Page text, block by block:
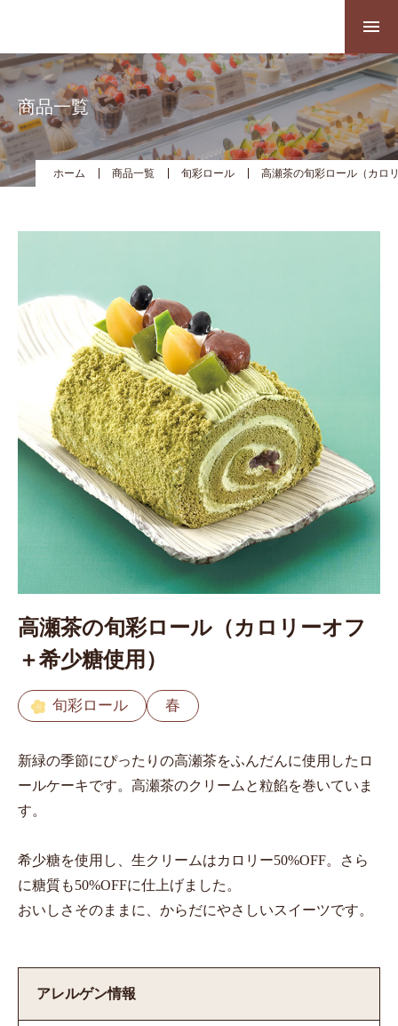
商品一覧
ホーム 商品一覧 旬彩ロール 高瀬茶の旬彩ロール（カロ
高瀬茶の旬彩ロール（カロリーオフ
＋希少糖使用）
旬彩ロール 春
新緑の季節にぴったりの高瀬茶をふんだんに使用したロ
ールケーキです。高瀬茶のクリームと粒餡を巻いていま
す。
希少糖を使用し、生クリームはカロリー50%OFF。さら
に糖質も50%OFFに仕上げました。
おいしさそのままに、からだにやさしいスイーツです。
アレルゲン情報